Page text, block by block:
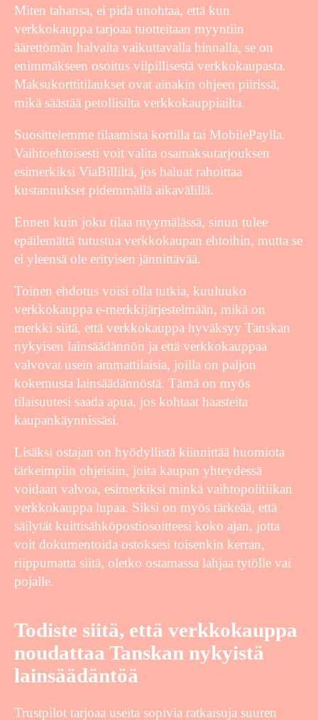
Miten tahansa, ei pidä unohtaa, että kun
verkkokauppa tarjoaa tuotteitaan myyntiin
äärettömän halvalta vaikuttavalla hinnalla, se on
enimmäkseen osoitus vilpillisestä verkkokaupasta.
Maksukorttitilaukset ovat ainakin ohjeen piirissä,
mikä säästää petollisilta verkkokauppiailta.
Suosittelemme tilaamista kortilla tai MobilePaylla.
Vaihtoehtoisesti voit valita osamaksutarjouksen
esimerkiksi ViaBilliltä, jos haluat rahoittaa
kustannukset pidemmällä aikavälillä.
Ennen kuin joku tilaa myymälässä, sinun tulee
epäilemättä tutustua verkkokaupan ehtoihin, mutta se
ei yleensä ole erityisen jännittävää.
Toinen ehdotus voisi olla tutkia, kuuluuko
verkkokauppa e-merkkijärjestelmään, mikä on
merkki siitä, että verkkokauppa hyväksyy Tanskan
nykyisen lainsäädännön ja että verkkokauppaa
valvovat usein ammattilaisia, joilla on paljon
kokemusta lainsäädännöstä. Tämä on myös
tilaisuutesi saada apua, jos kohtaat haasteita
kaupankäynnissäsi.
Lisäksi ostajan on hyödyllistä kiinnittää huomiota
tärkeimpiin ohjeisiin, joita kaupan yhteydessä
voidaan valvoa, esimerkiksi minkä vaihtopolitiikan
verkkokauppa lupaa. Siksi on myös tärkeää, että
säilytät kuittisähköpostiosoitteesi koko ajan, jotta
voit dokumentoida ostoksesi toisenkin kerran,
riippumatta siitä, oletko ostamassa lahjaa tytölle vai
pojalle.
Todiste siitä, että verkkokauppa
noudattaa Tanskan nykyistä
lainsäädäntöä
Trustpilot tarjoaa useita sopivia ratkaisuja suuren